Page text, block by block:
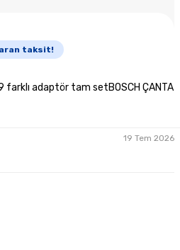
taksit!
farklı adaptör tam setBOSCH ÇANTA
19 Tem 2026